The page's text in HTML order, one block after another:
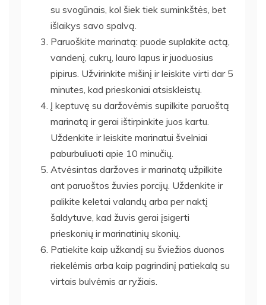
su svogūnais, kol šiek tiek suminkštės, bet
išlaikys savo spalvą.
Paruoškite marinatą: puode suplakite actą,
vandenį, cukrų, lauro lapus ir juoduosius
pipirus. Užvirinkite mišinį ir leiskite virti dar 5
minutes, kad prieskoniai atsiskleistų.
Į keptuvę su daržovėmis supilkite paruoštą
marinatą ir gerai ištirpinkite juos kartu.
Uždenkite ir leiskite marinatui švelniai
paburbuliuoti apie 10 minučių.
Atvėsintas daržoves ir marinatą užpilkite
ant paruoštos žuvies porcijų. Uždenkite ir
palikite keletai valandų arba per naktį
šaldytuve, kad žuvis gerai įsigerti
prieskonių ir marinatinių skonių.
Patiekite kaip užkandį su šviežios duonos
riekelėmis arba kaip pagrindinį patiekalą su
virtais bulvėmis ar ryžiais.